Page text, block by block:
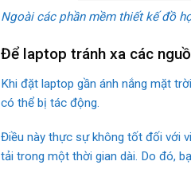
Ngoài các phần mềm thiết kế đồ
Để laptop tránh xa các
Khi đặt laptop gần ánh nắng mặt
có thể bị tác động.
Điều này thực sự không tốt đối với
tải trong một thời gian dài. Do đó,